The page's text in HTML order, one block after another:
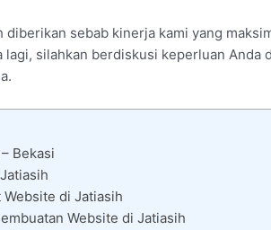
diberikan sebab kinerja kami yang
lagi, silahkan berdiskusi keperluan Anda
Bekasi
Website di Jatiasih
Website di Jatiasih